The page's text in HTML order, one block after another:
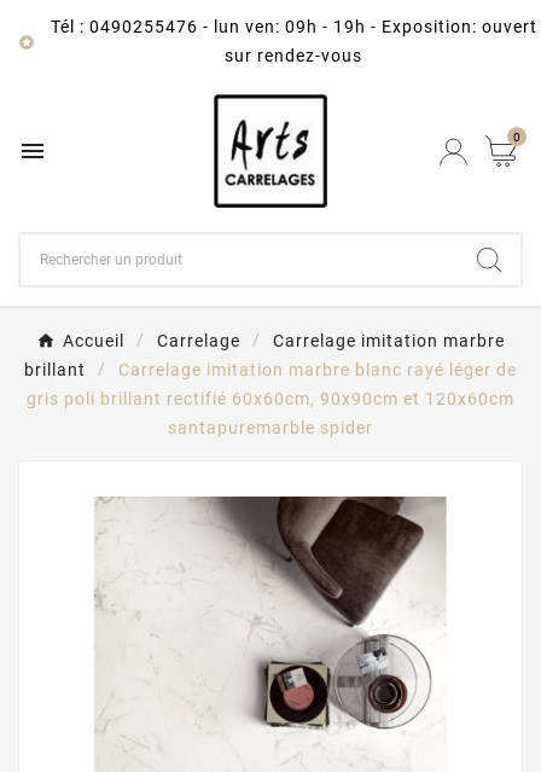

Tél : 0490255476 -
lun ven: 09h - 19h - Exposition: ouvert
sur rendez-vous
 0
Accueil Carrelage
Carrelage imitation marbre
brillant
Carrelage imitation marbre blanc rayé léger de
gris poli brillant rectifié 60x60cm, 90x90cm et 120x60cm
santapuremarble spider